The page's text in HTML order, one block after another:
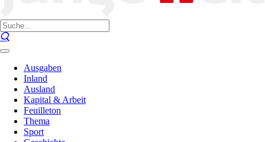
Ausgaben
Inland
Ausland
Kapital & Arbeit
Feuilleton
Thema
Sport